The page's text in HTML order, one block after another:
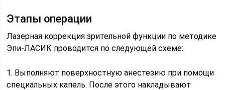
Этапы операции
Лазерная коррекция зрительной функции по методике
Эпи-ЛАСИК проводится по следующей схеме:
1. Выполняют поверхностную анестезию при помощи
специальных капель. После этого накладывают